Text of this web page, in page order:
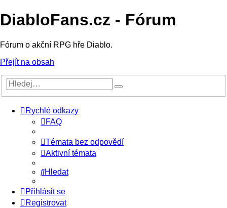
DiabloFans.cz - Fórum
Fórum o akční RPG hře Diablo.
Přejít na obsah
Rychlé odkazy
FAQ
Témata bez odpovědí
Aktivní témata
Hledat
Přihlásit se
Registrovat